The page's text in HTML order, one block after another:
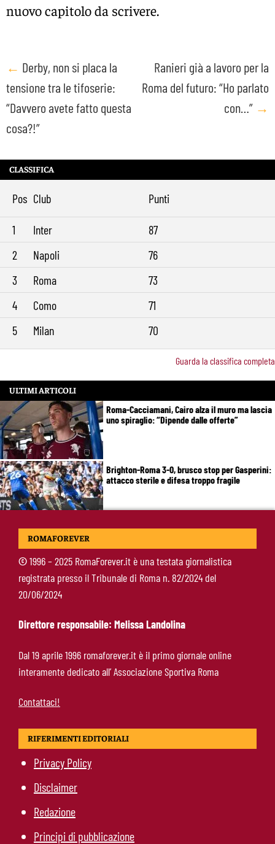
nuovo capitolo da scrivere.
Post
navigation
← Derby, non si placa la
tensione tra le tifoserie:
“Davvero avete fatto questa
cosa?!”
Ranieri già a lavoro per la
Roma del futuro: “Ho parlato
con…” →
CLASSIFICA
Pos Club Punti
1 Inter
87
2
Napoli
76
3
Roma
73
4
Como
71
5
Milan 70
Guarda la classifica completa
ULTIMI ARTICOLI
Roma-Cacciamani, Cairo alza il muro ma lascia
uno spiraglio: “Dipende dalle offerte”
Brighton-Roma 3-0, brusco stop per Gasperini:
attacco sterile e difesa troppo fragile
McKennie sorprende tutti: “Il mio idolo era
Molina-Roma, arrivo oggi: il passaporto può
sbloccare un altro colpo
ROMAFOREVER
©1996 – 2025 RomaForever.it è una testata giornalistica
registrata presso il Tribunale di Roma n. 82/2024 del
20/06/2024
Direttore responsabile: Melissa Landolina
Dal 19 aprile 1996 romaforever.it è il primo giornale online
interamente dedicato all’ Associazione Sportiva Roma
Contattaci!
RIFERIMENTI EDITORIALI
Privacy Policy
Disclaimer
Redazione
Principi di pubblicazione